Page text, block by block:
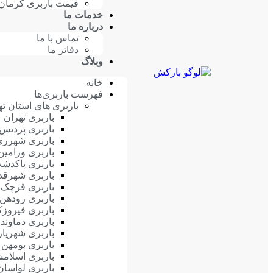
قیمت باربری
خدمات ما
درباره ما
تماس با ما
دفاتر ما
وبلاگ
خانه
فهرست باربری‌ها
باربری های استان
باربری تهران
باربری پردیس
باربری
باربری
باربری
باربری
باربری قرچک
باربری رودهن
باربری
باربری دماوند
باربری شهریار
باربری بومهن
باربری
باربری